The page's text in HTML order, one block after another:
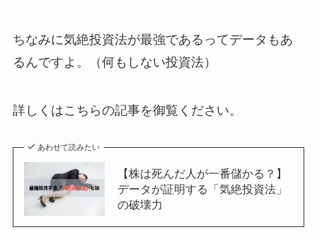
ちなみに気絶投資法が最強であるってデータもあ
るんですよ。（何もしない投資法）
詳しくはこちらの記事を御覧ください。
あわせて読みたい
【株は死んだ人が一番儲かる？】
データが証明する「気絶投資法」
の破壊力